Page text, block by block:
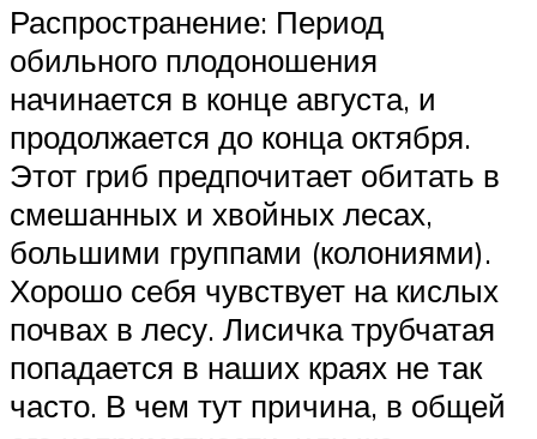
Распространение: Период
обильного плодоношения
начинается в конце августа, и
продолжается до конца октября.
Этот гриб предпочитает обитать в
смешанных и хвойных лесах,
большими группами (колониями).
Хорошо себя чувствует на кислых
почвах в лесу. Лисичка трубчатая
попадается в наших краях не так
часто. В чем тут причина, в общей